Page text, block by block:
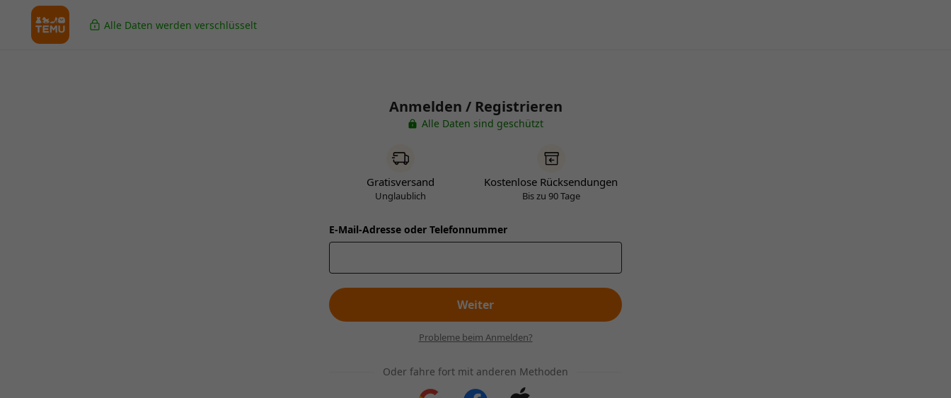
Alle Daten werden verschlüsselt
Anmelden / Registrieren
Alle Daten sind geschützt
Gratisversand
Unglaublich
Kostenlose Rücksendungen
Bis zu 90 Tage
E-Mail-Adresse oder Telefonnummer
Weiter
Probleme beim Anmelden?
Oder fahre fort mit anderen Methoden